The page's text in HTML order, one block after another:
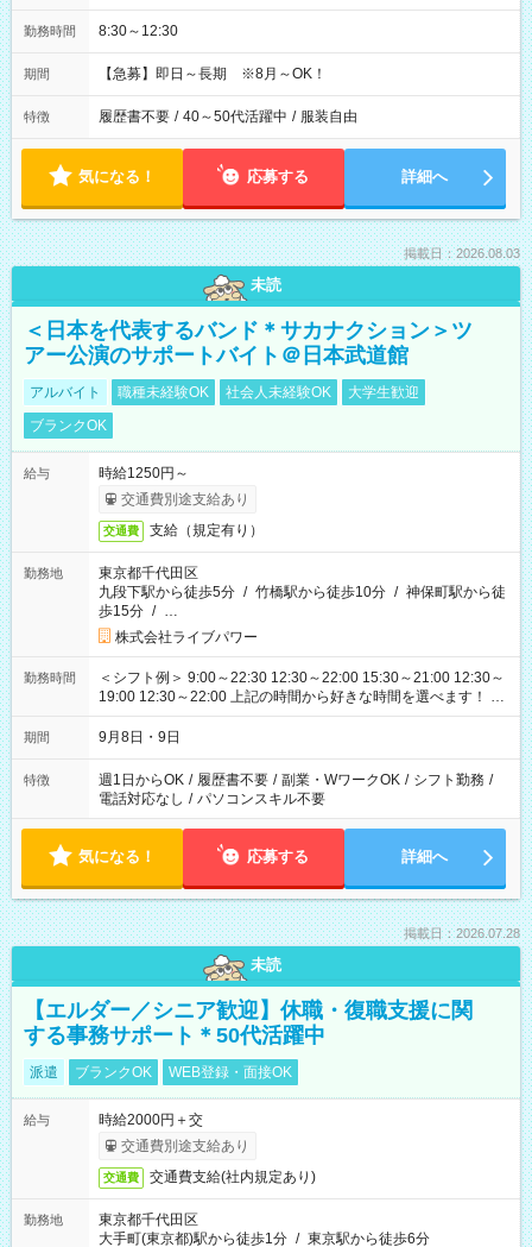
勤務時間 8:30～12:30
期間 【急募】即日～長期 ※8月～OK！
特徴 履歴書不要 / 40～50代活躍中 / 服装自由
気になる！ 応募する 詳細へ
掲載日：2026.08.03
未読
＜日本を代表するバンド＊サカナクション＞ツ
アー公演のサポートバイト＠日本武道館
アルバイト 職種未経験OK 社会人未経験OK
大学生歓迎
ブランクOK
給与
時給1250円～
交通費別途支給あり
交通費 支給（規定有り）
勤務地
東京都千代田区
九段下駅から徒歩5分 / 竹橋駅から徒歩10分 / 神保町駅から徒
歩15分 / …
株式会社ライブパワー
勤務時間
＜シフト例＞ 9:00～22:30 12:30～22:00 15:30～21:00 12:30～
19:00 12:30～22:00 上記の時間から好きな時間を選べます！ ※
時間は変更となる可能性があります
期間 9月8日・9日
特徴 週1日からOK / 履歴書不要 / 副業・WワークOK / シフト勤務 /
電話対応なし / パソコンスキル不要
気になる！ 応募する 詳細へ
掲載日：2026.07.28
未読
【エルダー／シニア歓迎】休職・復職支援に関
する事務サポート＊50代活躍中
派遣 ブランクOK WEB登録・面接OK
給与
時給2000円＋交
交通費別途支給あり
交通費 交通費支給(社内規定あり)
勤務地
東京都千代田区
大手町(東京都)駅から徒歩1分 / 東京駅から徒歩6分